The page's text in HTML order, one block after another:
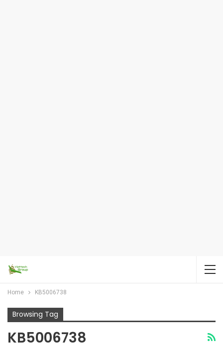
Home KB5006738
Browsing Tag
KB5006738